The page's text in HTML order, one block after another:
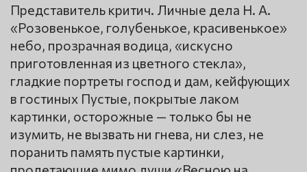
Представитель критич. Личные дела Н. А.
«Розовенькое, голубенькое, красивенькое»
небо, прозрачная водица, «искусно
приготовленная из цветного стекла»,
гладкие портреты господ и дам, кейфующих
в гостиных Пустые, покрытые лаком
картинки, осторожные — только бы не
изумить, не вызвать ни гнева, ни слез, не
поранить память пустые картинки,